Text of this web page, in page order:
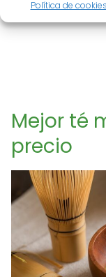
Política de cookies
Mejor té
precio